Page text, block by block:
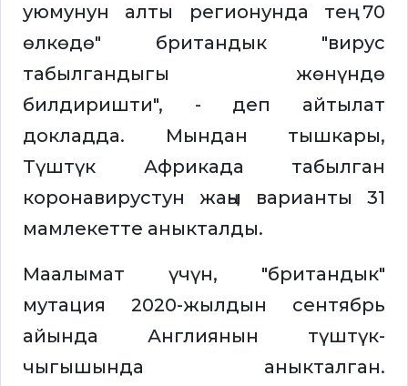
уюмунун алты регионунда тең 70
өлкөдө" британдык "вирус
табылгандыгы жөнүндө
билдиришти", - деп айтылат
докладда. Мындан тышкары,
Түштүк Африкада табылган
коронавирустун жаңы варианты 31
мамлекетте аныкталды.
Маалымат үчүн, "британдык"
мутация 2020-жылдын сентябрь
айында Англиянын түштүк-
чыгышында аныкталган.